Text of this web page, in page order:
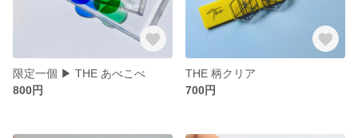
限定一個 ▶︎ THE あべこべ
800円
THE 柄クリア
700円